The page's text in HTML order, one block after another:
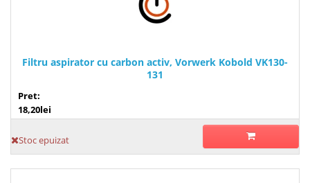
Filtru aspirator cu carbon activ, Vorwerk Kobold VK130-
131
Pret:
18,20lei
Stoc epuizat